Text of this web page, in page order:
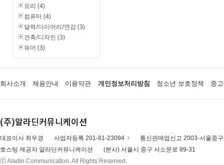
요리 (4)
컴퓨터 (4)
달력/다이어리/연감 (3)
건축/디자인 (3)
유머 (3)
회사소개 채용안내 이용약관 개인정보처리방침 청소년 보호정책 중
(주)알라딘커뮤니케이션
대표이사 최우경 사업자등록 201-81-23094
통신판매업신고 2003-서울중
호스팅 제공자 알라딘커뮤니케이션
(본사) 서울시 중구 서소문로 89-31
ⓒ Aladin Communication. All Rights Reserved.